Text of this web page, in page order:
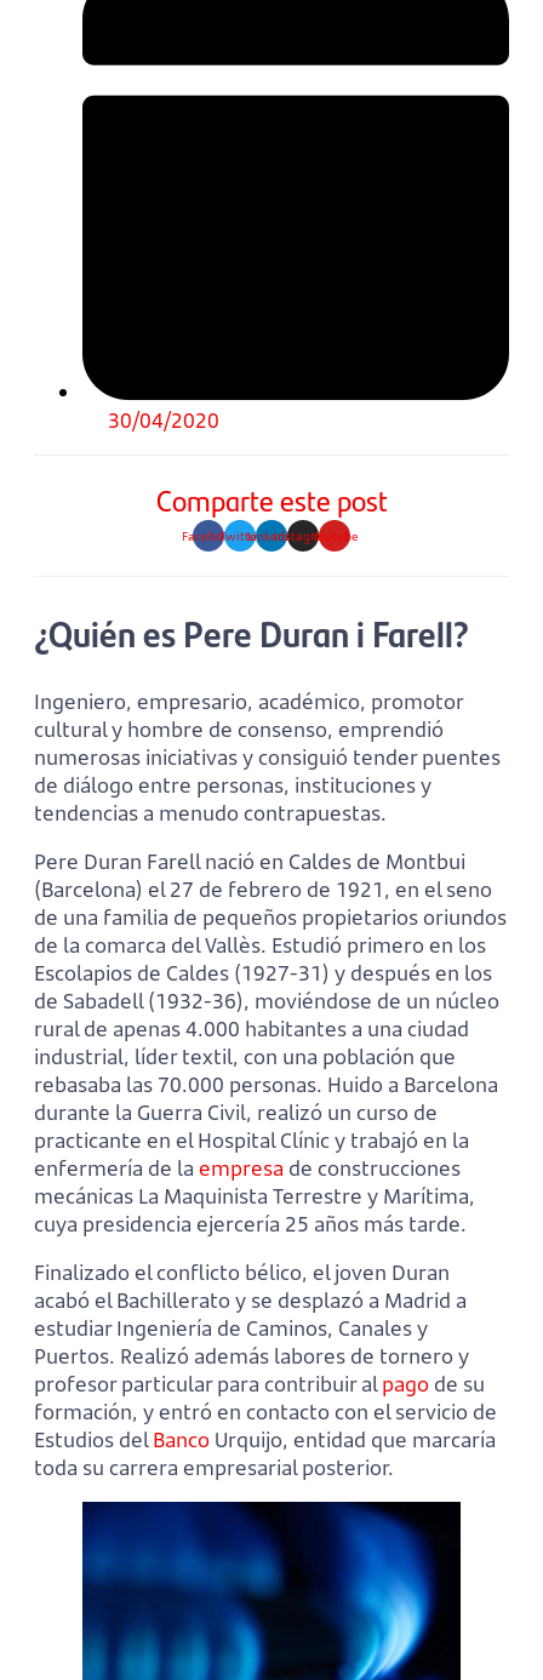
30/04/2020
Comparte este post
FacebookTwitterLinkedinInstagramYoutube
¿Quién es Pere Duran i Farell?
Ingeniero, empresario, académico, promotor
cultural y hombre de consenso, emprendió
numerosas iniciativas y consiguió tender puentes
de diálogo entre personas, instituciones y
tendencias a menudo contrapuestas.
Pere Duran Farell nació en Caldes de Montbui
(Barcelona) el 27 de febrero de 1921, en el seno
de una familia de pequeños propietarios oriundos
de la comarca del Vallès. Estudió primero en los
Escolapios de Caldes (1927-31) y después en los
de Sabadell (1932-36), moviéndose de un núcleo
rural de apenas 4.000 habitantes a una ciudad
industrial, líder textil, con una población que
rebasaba las 70.000 personas. Huido a Barcelona
durante la Guerra Civil, realizó un curso de
practicante en el Hospital Clínic y trabajó en la
enfermería de la empresa de construcciones
mecánicas La Maquinista Terrestre y Marítima,
cuya presidencia ejercería 25 años más tarde.
Finalizado el conflicto bélico, el joven Duran
acabó el Bachillerato y se desplazó a Madrid a
estudiar Ingeniería de Caminos, Canales y
Puertos. Realizó además labores de tornero y
profesor particular para contribuir alpago de su
formación, y entró en contacto con el servicio de
Estudios delBanco Urquijo, entidad que marcaría
toda su carrera empresarial posterior.